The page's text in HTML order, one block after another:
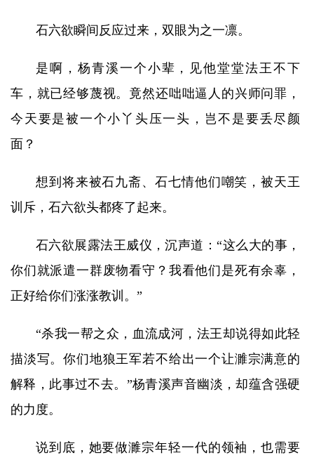
石六欲瞬间反应过来，双眼为之一凛。
是啊，杨青溪一个小辈，见他堂堂法王不下
车，就已经够蔑视。竟然还咄咄逼人的兴师问罪，
今天要是被一个小丫头压一头，岂不是要丢尽颜
面？
想到将来被石九斋、石七情他们嘲笑，被天王
训斥，石六欲头都疼了起来。
石六欲展露法王威仪，沉声道：“这么大的事，
你们就派遣一群废物看守？我看他们是死有余辜，
正好给你们涨涨教训。”
“杀我一帮之众，血流成河，法王却说得如此轻
描淡写。你们地狼王军若不给出一个让濉宗满意的
解释，此事过不去。”杨青溪声音幽淡，却蕴含强硬
的力度。
说到底，她要做濉宗年轻一代的领袖，也需要